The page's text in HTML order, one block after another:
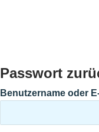
Passwort
Benutzername oder